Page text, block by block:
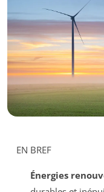
EN BREF
Énergies